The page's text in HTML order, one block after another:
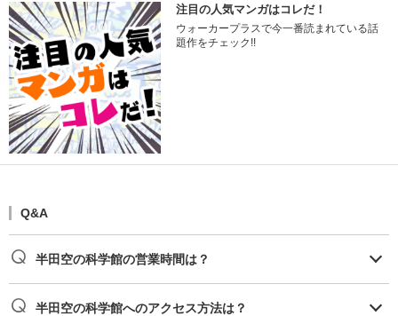
注目の人気マンガはコレだ！
ウォーカープラスで今一番読まれている話
題作をチェック!!
Q&A
半田空の科学館の営業時間は？
半田空の科学館へのアクセス方法は？